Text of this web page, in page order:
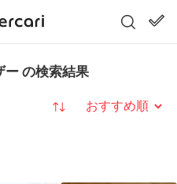
の検索結果
並び替え